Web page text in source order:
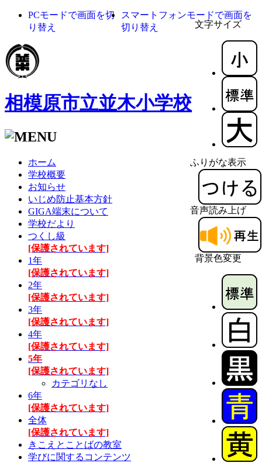
文字サイズ
ふりがな表示
音声読み上げ
背景色変更
PCモードで画面を切
り替え
スマートフォンモードで画面を
切り替え
相模原市立並木小学校
ホーム
学校概要
お知らせ
いじめ防止基本方針
GIGA端末について
学校だより
つくし級
[保護されています]
1年
[保護されています]
2年
[保護されています]
3年
[保護されています]
4年
[保護されています]
5年
[保護されています]
カテゴリなし
6年
[保護されています]
全体
[保護されています]
きこえとことばの教室
学びに関するコンテンツ